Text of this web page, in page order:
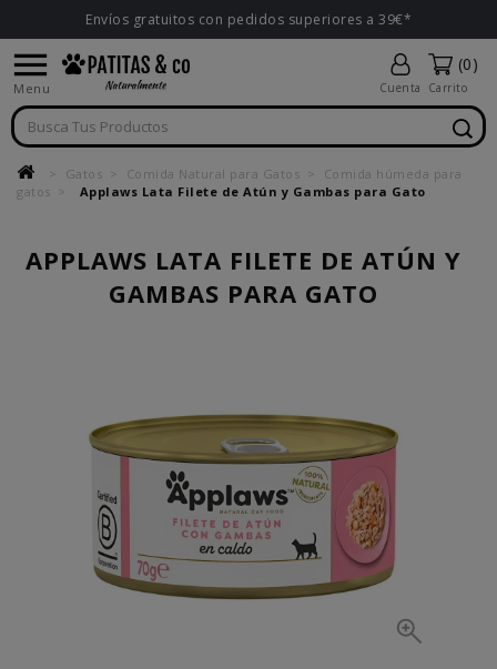
Envíos gratuitos con pedidos superiores a 39€*

Menu Cuenta
(0)
Carrito
Gatos Comida Natural para Gatos
Comida húmeda para
gatos
Applaws Lata Filete de Atún y Gambas para Gato
APPLAWS LATA FILETE DE ATÚN Y
GAMBAS PARA GATO